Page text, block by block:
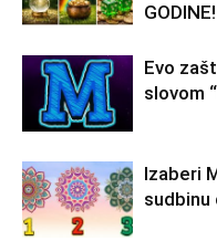
GODINE!
Evo
slovom
Izaberi
sudbinu